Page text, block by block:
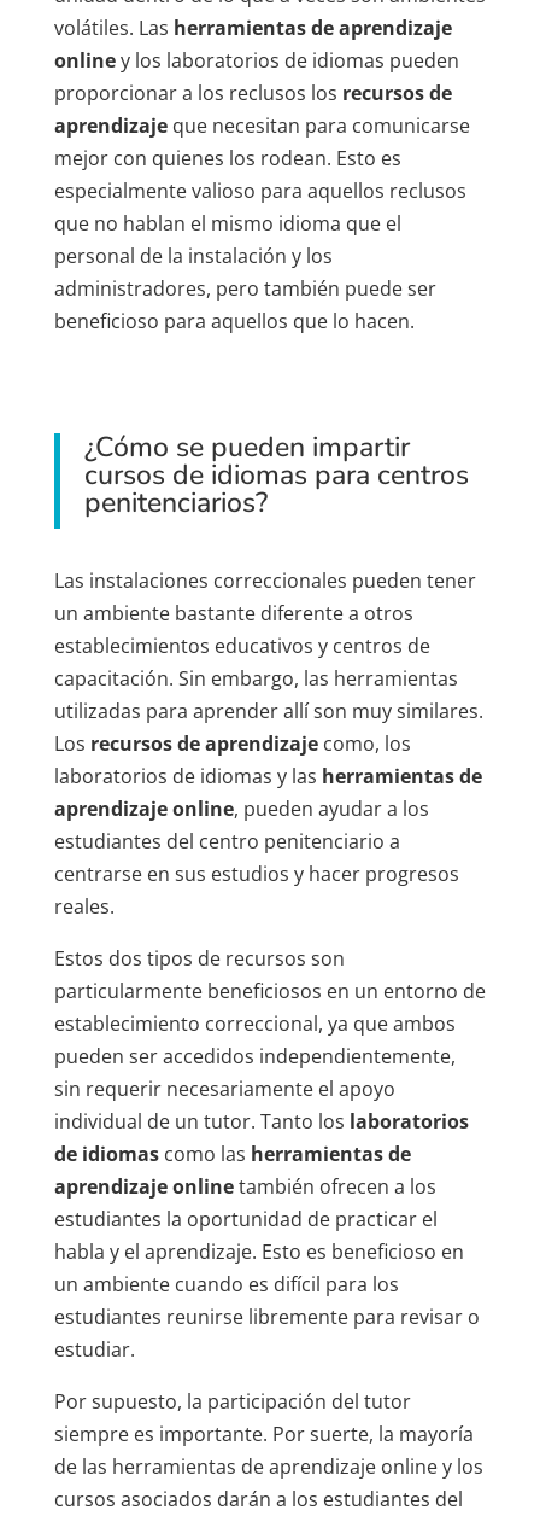
volátiles. Las herramientas deaprendizaje
onliney los laboratorios de idiomas pueden
proporcionar a los reclusos los recursos de
aprendizajeque necesitan para comunicarse
mejor con quienes los rodean. Esto es
especialmente valioso para aquellos reclusos
que no hablan el mismo idioma que el
personal de la instalación y los
administradores, pero también puede ser
beneficioso para aquellos que lo hacen.
¿Cómo se pueden impartir
cursos de idiomas para centros
penitenciarios?
Las instalaciones correccionales pueden tener
un ambiente bastante diferente a otros
establecimientos educativos y centros de
capacitación. Sin embargo, las herramientas
utilizadas para aprender allí son muy similares.
Los recursos de aprendizajecomo, los
laboratorios de idiomas y las herramientas de
aprendizaje online, pueden ayudar a los
estudiantes del centro penitenciario a
centrarse en sus estudios y hacer progresos
reales.
Estos dos tipos de recursos son
particularmente beneficiosos en un entorno de
establecimiento correccional, ya que ambos
pueden ser accedidos independientemente,
sin requerir necesariamente el apoyo
individual de un tutor. Tanto los laboratorios
de idiomascomo las herramientas de
aprendizaje onlinetambién ofrecen a los
estudiantes la oportunidad de practicar el
habla y el aprendizaje. Esto es beneficioso en
un ambiente cuando es difícil para los
estudiantes reunirse libremente para revisar o
estudiar.
Por supuesto, la participación del tutor
siempre es importante. Por suerte, la mayoría
de las herramientas de aprendizaje online y los
cursos asociados darán a los estudiantes del